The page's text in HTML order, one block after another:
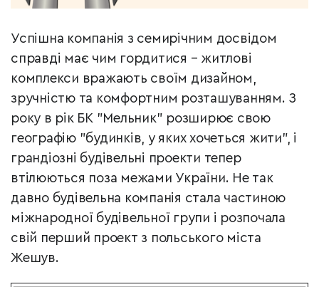
Успішна компанія з семирічним досвідом
справді має чим гордитися – житлові
комплекси вражають своїм дизайном,
зручністю та комфортним розташуванням. З
року в рік БК "Мельник" розширює свою
географію "будинків, у яких хочеться жити", і
грандіозні будівельні проекти тепер
втілюються поза межами України. Не так
давно будівельна компанія стала частиною
міжнародної будівельної групи і розпочала
свій перший проект з польського міста
Жешув.